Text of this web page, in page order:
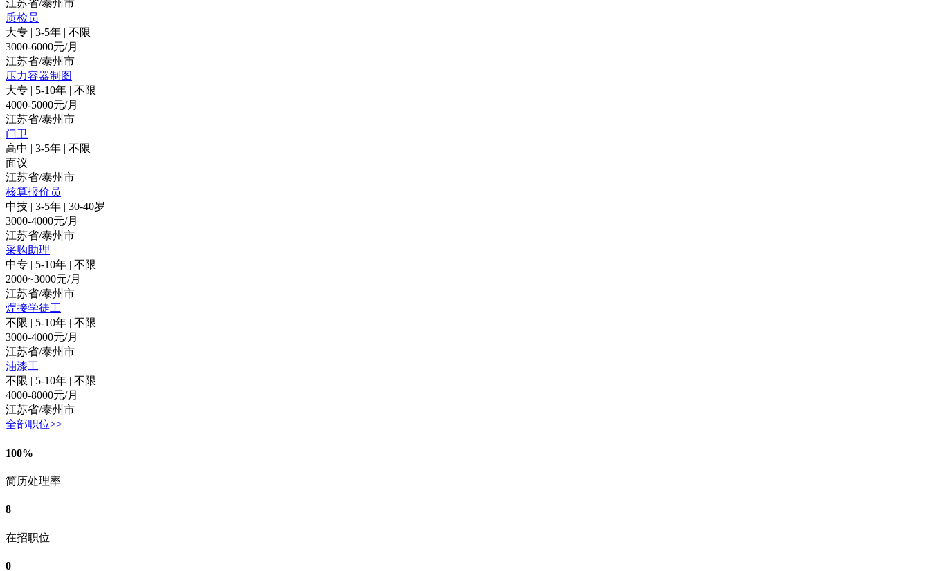
江苏省/泰州市
质检员
大专 | 3-5年 | 不限
3000-6000元/月
江苏省/泰州市
压力容器制图
大专 | 5-10年 | 不限
4000-5000元/月
江苏省/泰州市
门卫
高中 | 3-5年 | 不限
面议
江苏省/泰州市
核算报价员
中技 | 3-5年 | 30-40岁
3000-4000元/月
江苏省/泰州市
采购助理
中专 | 5-10年 | 不限
2000~3000元/月
江苏省/泰州市
焊接学徒工
不限 | 5-10年 | 不限
3000-4000元/月
江苏省/泰州市
油漆工
不限 | 5-10年 | 不限
4000-8000元/月
江苏省/泰州市
全部职位>>
100%
简历处理率
8
在招职位
0